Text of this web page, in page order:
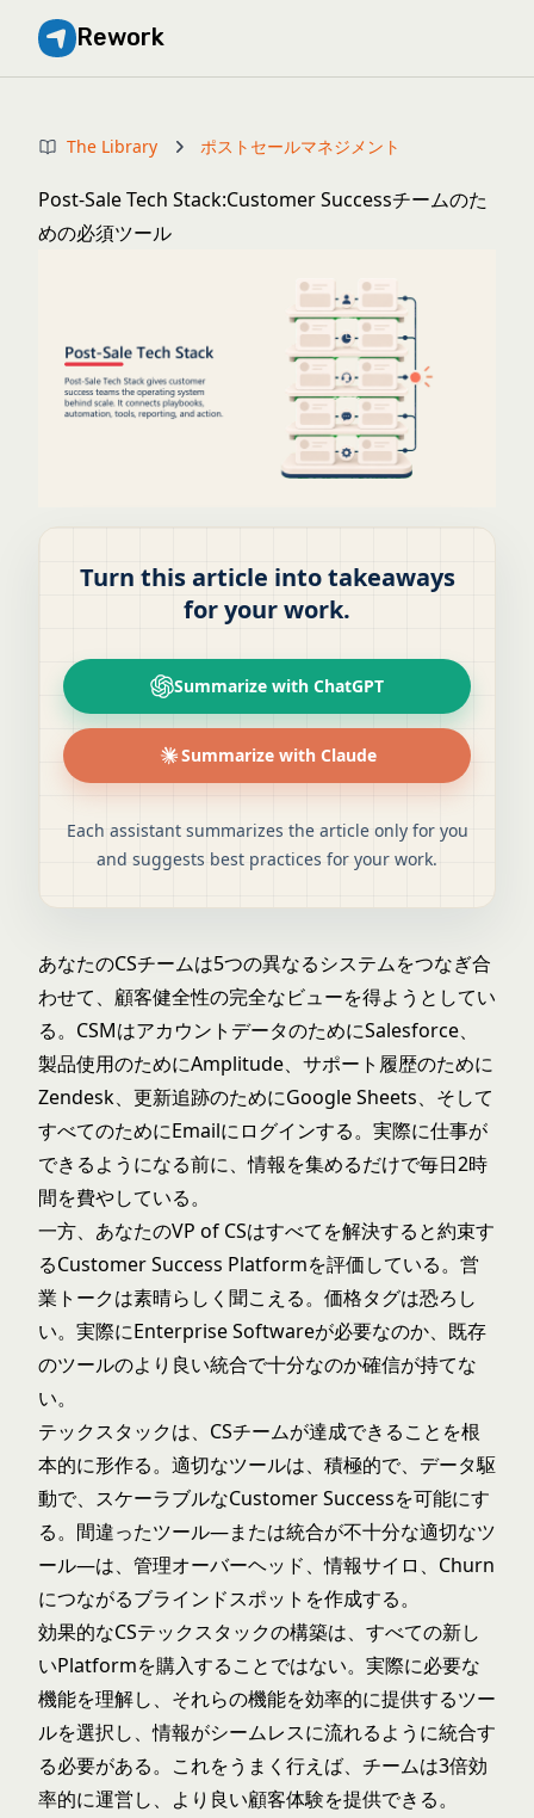
Rework
The Library ポストセールマネジメント
Post-Sale Tech Stack:Customer Successチームのた
めの必須ツール
Turn this article into takeaways
for your work.
Summarize with ChatGPT
Summarize with Claude
Each assistant summarizes the article only for you
and suggests best practices for your work.
あなたのCSチームは5つの異なるシステムをつなぎ合
わせて、顧客健全性の完全なビューを得ようとしてい
る。CSMはアカウントデータのためにSalesforce、
製品使用のためにAmplitude、サポート履歴のために
Zendesk、更新追跡のためにGoogle Sheets、そして
すべてのためにEmailにログインする。実際に仕事が
できるようになる前に、情報を集めるだけで毎日2時
間を費やしている。
一方、あなたのVP of CSはすべてを解決すると約束す
るCustomer Success Platformを評価している。営
業トークは素晴らしく聞こえる。価格タグは恐ろし
い。実際にEnterprise Softwareが必要なのか、既存
のツールのより良い統合で十分なのか確信が持てな
い。
テックスタックは、CSチームが達成できることを根
本的に形作る。適切なツールは、積極的で、データ駆
動で、スケーラブルなCustomer Successを可能にす
る。間違ったツール—または統合が不十分な適切なツ
ール—は、管理オーバーヘッド、情報サイロ、Churn
につながるブラインドスポットを作成する。
効果的なCSテックスタックの構築は、すべての新し
いPlatformを購入することではない。実際に必要な
機能を理解し、それらの機能を効率的に提供するツー
ルを選択し、情報がシームレスに流れるように統合す
る必要がある。これをうまく行えば、チームは3倍効
率的に運営し、より良い顧客体験を提供できる。